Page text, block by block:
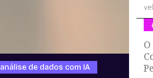
análise de dados com IA